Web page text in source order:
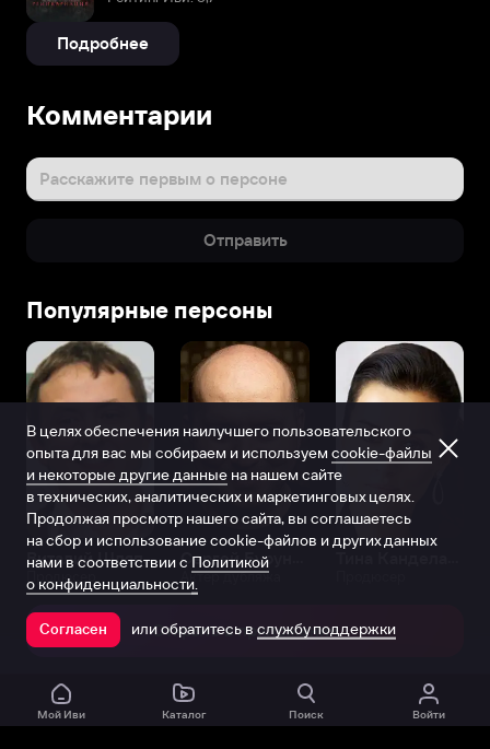
Подробнее
Комментарии
Расскажите первым о персоне
Отправить
Популярные персоны
Виталий Шляппо
Продюсер Актёр дубляжа
Открыть в приложении
Мой Иви Каталог Поиск Войти
В целях обеспечения наилучшего пользовательского
опыта для вас мы собираем и используем cookie-файлы
и некоторые другие данные на нашем сайте
в технических, аналитических и маркетинговых целях.
Продолжая просмотр нашего сайта, вы соглашаетесь
на сбор и использование cookie-файлов и других данных
нами в соответствии с Политикой
о конфиденциальности.
Согласен или обратитесь в службу поддержки